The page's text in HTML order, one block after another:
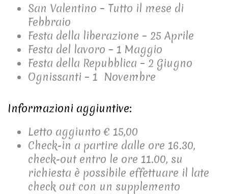
San Valentino – Tutto il mese di
Febbraio
Festa della liberazione – 25 Aprile
Festa del lavoro – 1 Maggio
Festa della Repubblica – 2 Giugno
Ognissanti – 1 Novembre
Informazioni aggiuntive:
Letto aggiunto € 15,00
Check-in a partire dalle ore 16.30,
check-out entro le ore 11.00, su
richiesta è possibile effettuare il late
check out con un supplemento